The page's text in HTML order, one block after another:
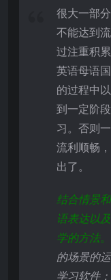
很大一部
不能达到
过注重积
英语母语
的过程中
到一定阶
习。否则
流利顺畅
出了。
结合情景
语表达以
学的方法。
的场景的
学习软件